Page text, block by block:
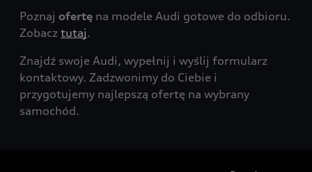
Poznaj ofertę na modele Audi gotowe do odbioru.
Zobacz tutaj.
Znajdź swoje Audi, wypełnij i wyślij formularz
kontaktowy. Zadzwonimy do Ciebie i
przygotujemy najlepszą ofertę na wybrany
samochód.